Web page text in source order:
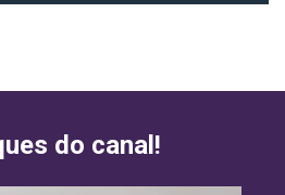
do canal!